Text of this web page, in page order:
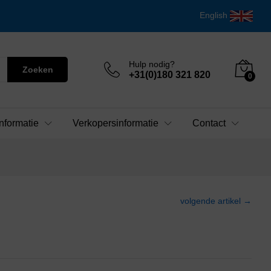
English
Zoeken
Hulp nodig?
+31(0)180 321 820 0
Verkopersinformatie Contact
volgende artikel →